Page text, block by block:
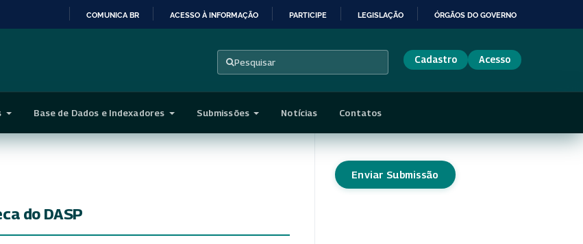
CONTEÚDO
COMUNICA BR ACESSO À INFORMAÇÃO PARTICIPE LEGISLAÇÃO ÓRGÃOS DO GOVERNO
Pesquisar Cadastro Acesso
Base de Dados e Indexadores Submissões Notícias Contatos
do DASP
Enviar Submissão